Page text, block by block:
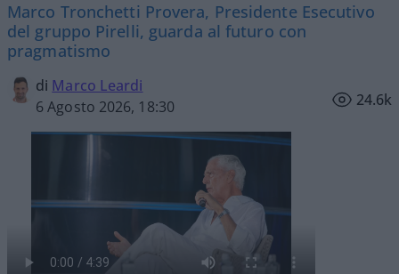
Marco Tronchetti Provera, Presidente Esecutivo
del gruppo Pirelli, guarda al futuro con
pragmatismo
di Marco Leardi
6 Agosto 2026, 18:30
24.6k